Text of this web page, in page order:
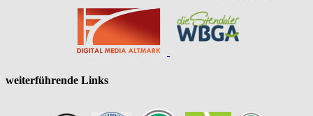
weiterführende Links